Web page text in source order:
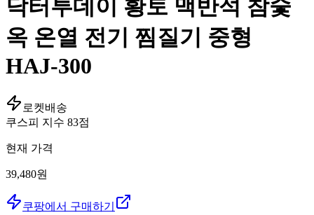
닥터투데이 황토 맥반석 참숯
옥 온열 전기 찜질기 중형
HAJ-300
로켓배송
쿠스피 지수 83점
현재 가격
39,480원
쿠팡에서 구매하기